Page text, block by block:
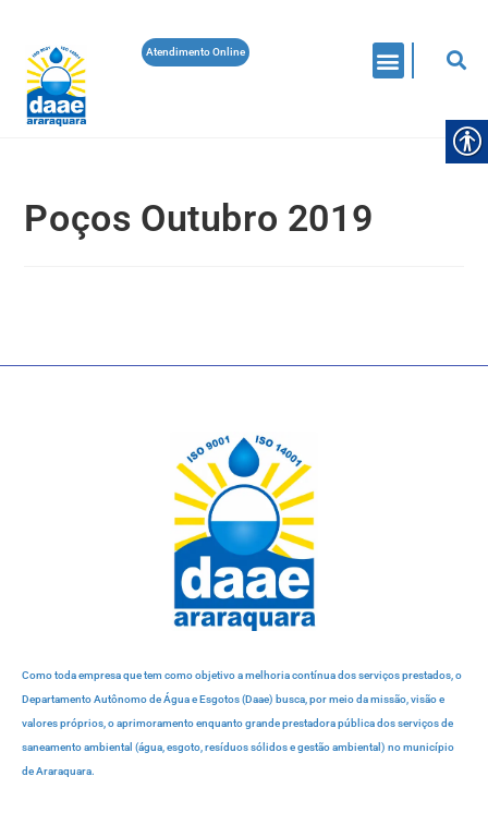
Atendimento Online
Poços Outubro 2019
Como toda empresa que tem como objetivo a melhoria contínua dos serviços prestados, o
Departamento Autônomo de Água e Esgotos (Daae) busca, por meio da missão, visão e
valores próprios, o aprimoramento enquanto grande prestadora pública dos serviços de
saneamento ambiental (água, esgoto, resíduos sólidos e gestão ambiental) no município
de Araraquara.